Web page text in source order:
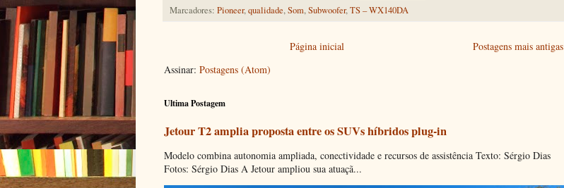
Marcadores: Pioneer,qualidade,Som,Subwoofer,TS – WX140DA
Postagens mais antigas
Página inicial
Assinar: Postagens (Atom)
Ultima Postagem
Jetour T2 amplia proposta entre os SUVs híbridos plug-in
Modelo combina autonomia ampliada, conectividade e recursos de assistência Texto: Sérgio Dias
Fotos: Sérgio Dias A Jetour ampliou sua atuaçã...